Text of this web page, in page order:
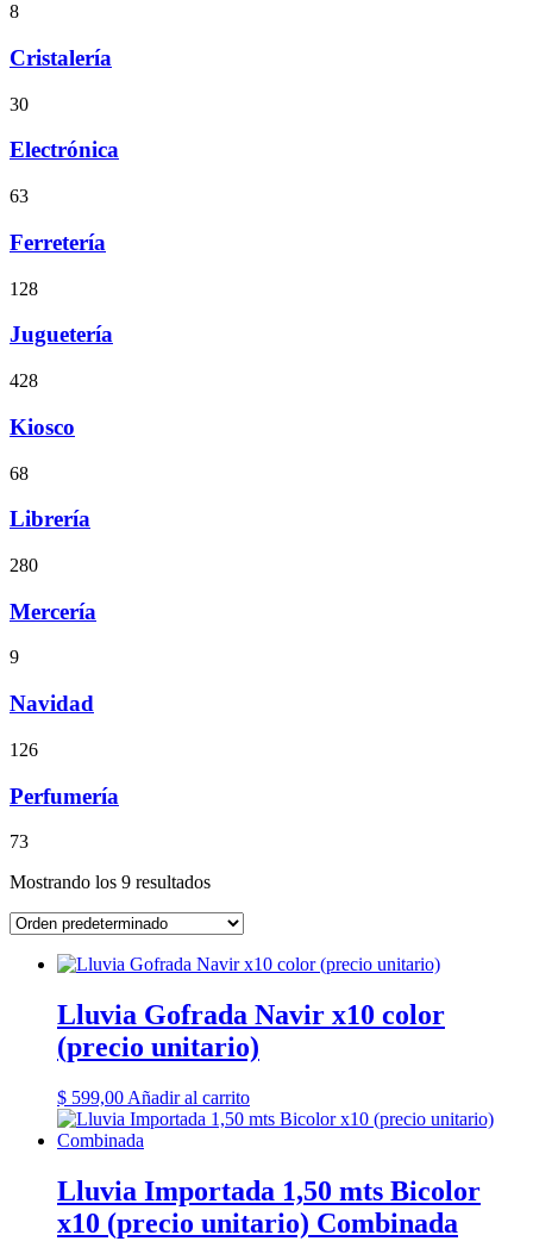
8
Cristalería
30
Electrónica
63
Ferretería
128
Juguetería
428
Kiosco
68
Librería
280
Mercería
9
Navidad
126
Perfumería
73
Mostrando los 9 resultados
Lluvia Gofrada Navir x10 color
(precio unitario)
$ 599,00 Añadir al carrito
Lluvia Importada 1,50 mts Bicolor
x10 (precio unitario) Combinada